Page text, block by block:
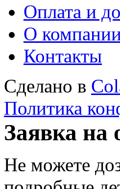
Оплата и
О
Контакты
Сделано в
Политика
Заявка на
Не можете